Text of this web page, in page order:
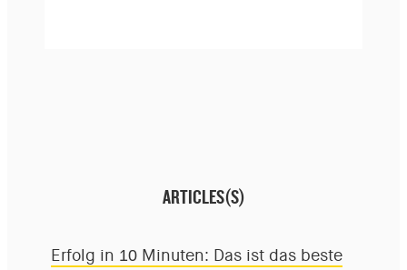
ARTICLES(S)
Erfolg in 10 Minuten: Das ist das beste